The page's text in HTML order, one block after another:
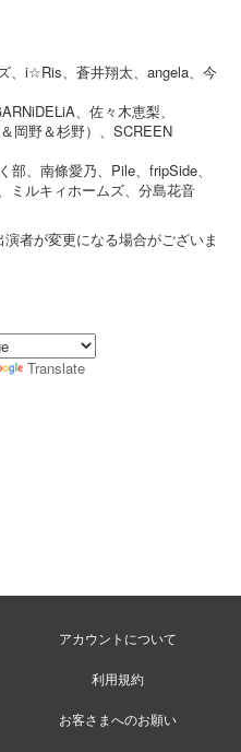
、i☆Ris、蒼井翔太、angela、今
、佐々木恵梨、
岡野＆杉野）、SCREEN
、南條愛乃、Pile、fripSide、
ミルキィホームズ、分島花音
者が変更になる場合がございま
Translate
アカウントについて
利用規約
お客さまへのお願い